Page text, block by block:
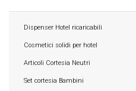
Dispenser Hotel ricaricabili
Cosmetici solidi per hotel
Articoli Cortesia Neutri
Set cortesia Bambini